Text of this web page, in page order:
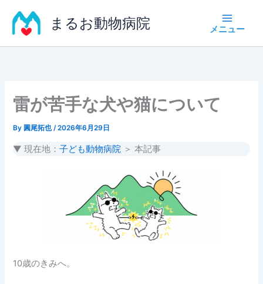
ス
まるお動物病院
雷が苦手な犬や猫について
By 圓尾拓也/2026年6月29日
▼ 現在地：子ども動物病院 ＞ 本記事
10歳のきみへ。